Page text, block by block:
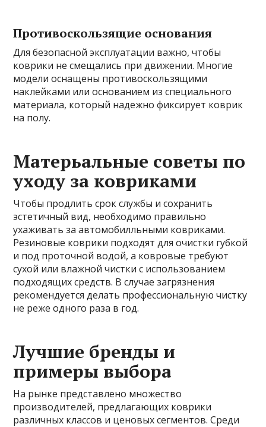
Противоскользящие основания
Для безопасной эксплуатации важно, чтобы
коврики не смещались при движении. Многие
модели оснащены противоскользящими
наклейками или основанием из специального
материала, который надежно фиксирует коврик
на полу.
Матерьальные советы по
уходу за ковриками
Чтобы продлить срок службы и сохранить
эстетичный вид, необходимо правильно
ухаживать за автомобилльными ковриками.
Резиновые коврики подходят для очистки губкой
и под проточной водой, а ковровые требуют
сухой или влажной чистки с использованием
подходящих средств. В случае загрязнения
рекомендуется делать профессиональную чистку
не реже одного раза в год.
Лучшие бренды и
примеры выбора
На рынке представлено множество
производителей, предлагающих коврики
различных классов и ценовых сегментов. Среди